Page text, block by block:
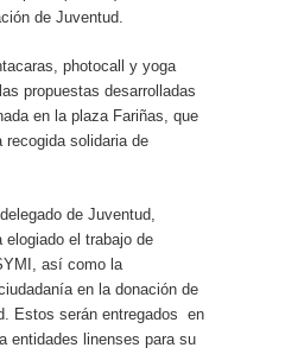
de Juventud.
photocall y yoga
propuestas desarrolladas
en la plaza Fariñas, que
solidaria de
de Juventud,
elogiado el trabajo de
así como la
en la donación de
Estos serán entregados en
entidades linenses para su